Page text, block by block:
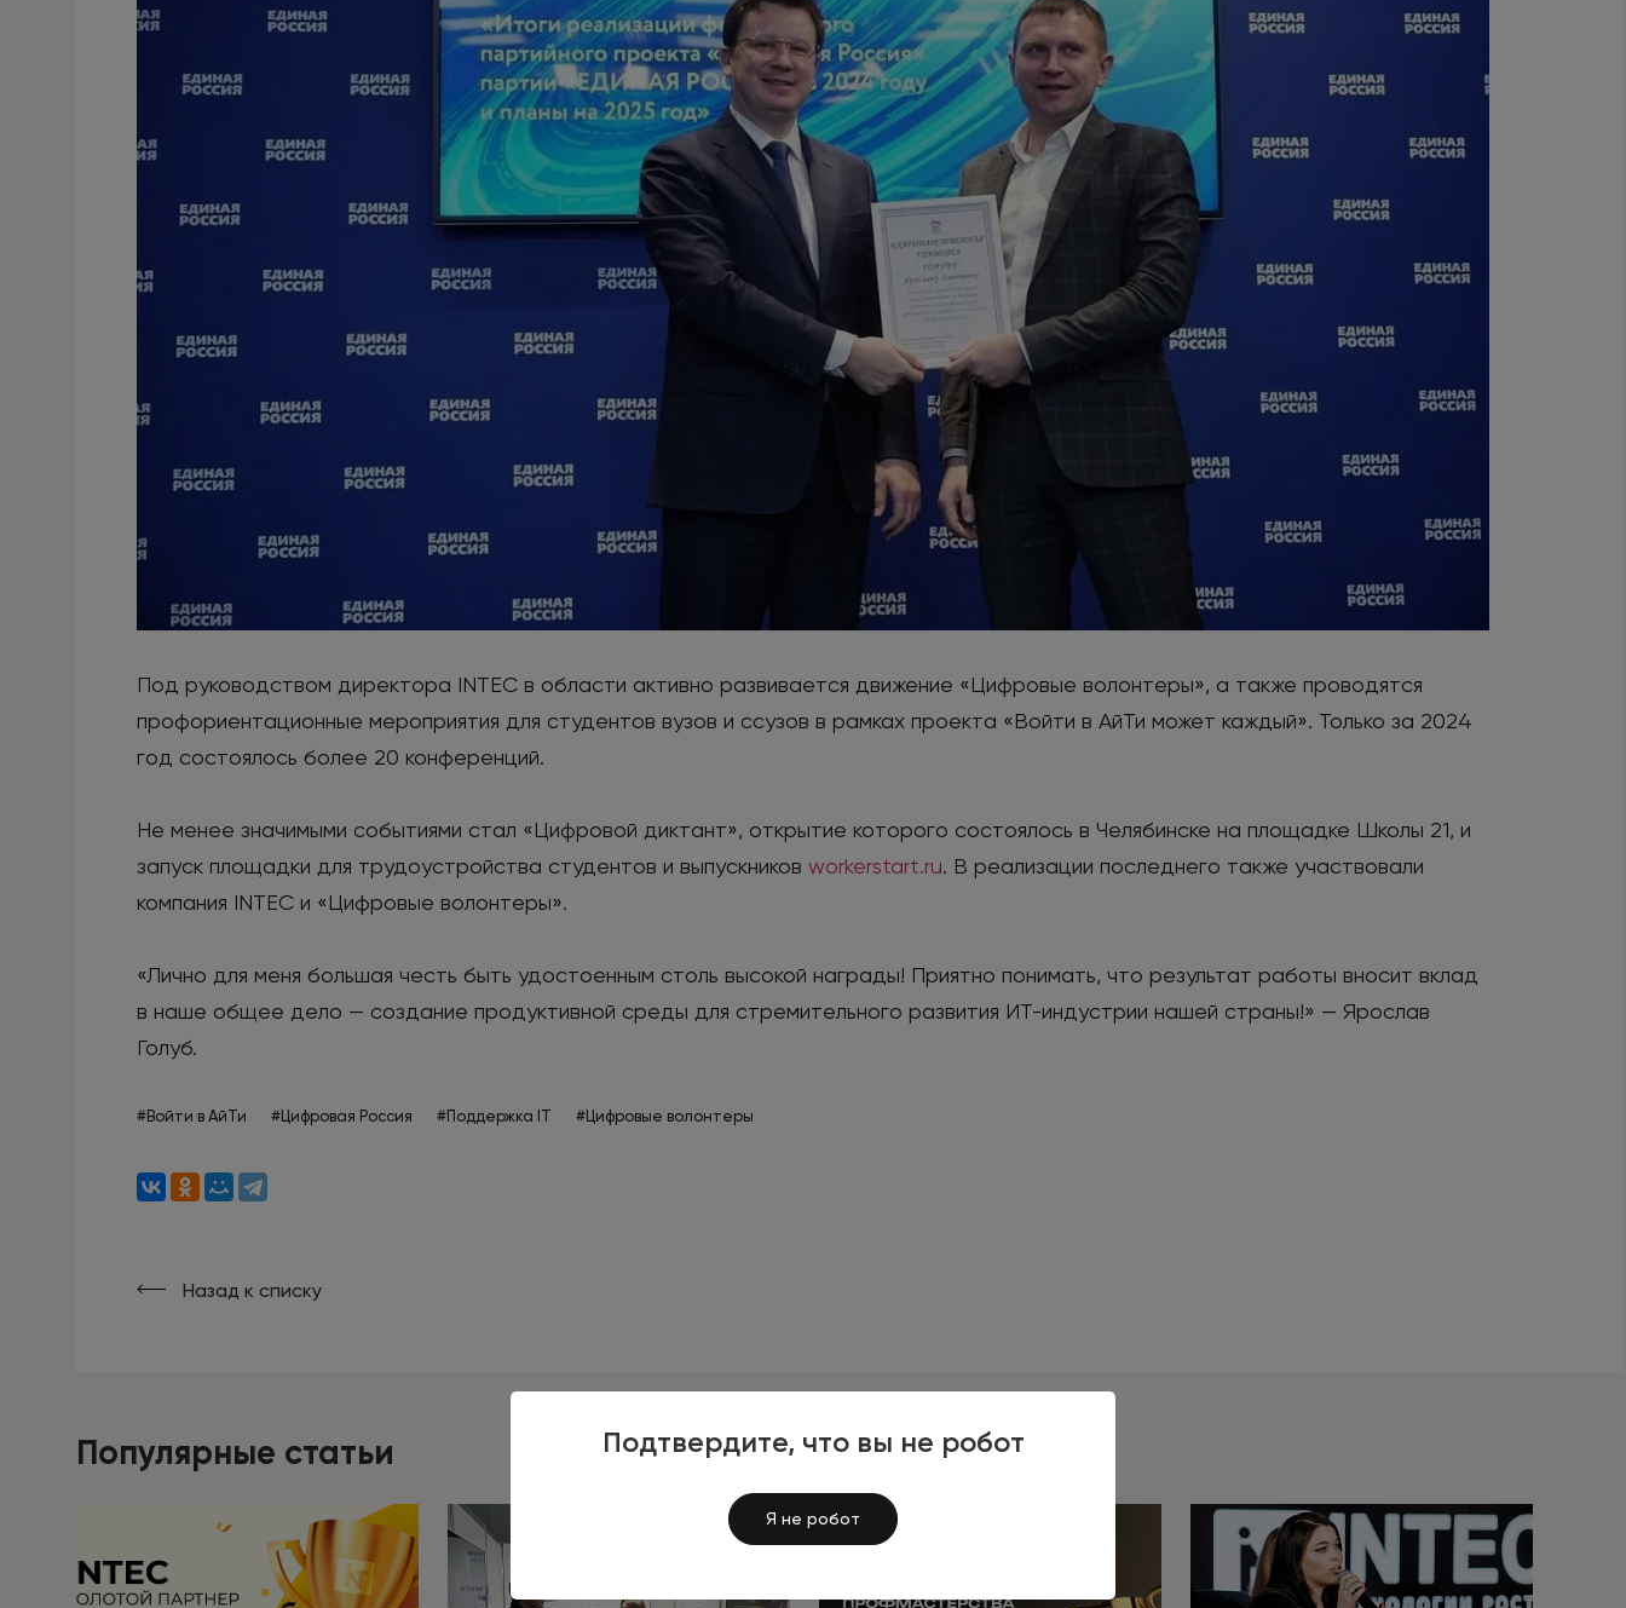
Подтвердите, что вы не робот
Я не робот
Под руководством директора INTEC в области активно развивается движение «Цифровые волонтеры», а также проводятся
профориентационные мероприятия для студентов вузов и ссузов в рамках проекта «Войти в АйТи может каждый». Только за 2024
год состоялось более 20 конференций.
Не менее значимыми событиями стал «Цифровой диктант», открытие которого состоялось в Челябинске на площадке Школы 21, и
запуск площадки для трудоустройства студентов и выпускников workerstart.ru. В реализации последнего также участвовали
компания INTEC и «Цифровые волонтеры».
«Лично для меня большая честь быть удостоенным столь высокой награды! Приятно понимать, что результат работы вносит вклад
в наше общее дело — создание продуктивной среды для стремительного развития ИТ-индустрии нашей страны!» — Ярослав
Голуб.
#Войти в АйТи #Цифровая Россия #Поддержка IT #Цифровые волонтеры
Назад к списку
Популярные статьи